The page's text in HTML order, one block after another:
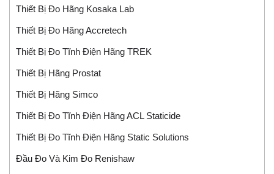
Thiết Bị Đo Hãng Kosaka Lab
Thiết Bị Đo Hãng Accretech
Thiết Bị Đo Tĩnh Điện Hãng TREK
Thiết Bị Hãng Prostat
Thiết Bị Hãng Simco
Thiết Bị Đo Tĩnh Điện Hãng ACL Staticide
Thiết Bị Đo Tĩnh Điện Hãng Static Solutions
Đầu Đo Và Kim Đo Renishaw